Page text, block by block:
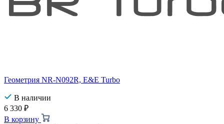
Геометрия NR-N092R, E&E Turbo
В наличии
6 330 ₽
В корзину